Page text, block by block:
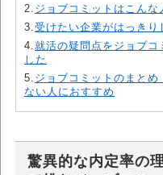
2. ジョブコミットはこんな
3.受けたい企業がはっき
4.就活の疑問点をジョブコ
した
5. ジョブコミットのまと
ない人におすすめ
驚異的な内定率の